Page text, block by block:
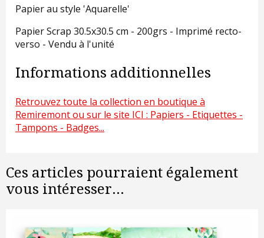
Papier au style 'Aquarelle'
Papier Scrap 30.5x30.5 cm - 200grs - Imprimé recto-
verso - Vendu à l'unité
Informations additionnelles
Retrouvez toute la collection en boutique à
Remiremont ou sur le site ICI : Papiers - Etiquettes -
Tampons - Badges...
Ces articles pourraient également
vous intéresser...